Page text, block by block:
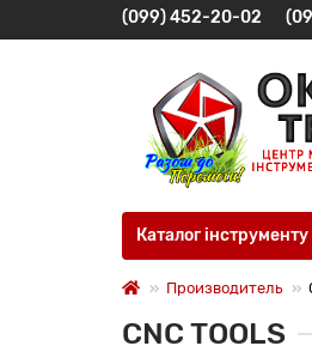
(099) 452-20-02
Каталог інструменту
Производитель
CNC TOOLS